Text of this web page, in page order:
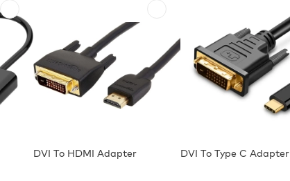
DVI To HDMI Adapter DVI To Type C Adapter